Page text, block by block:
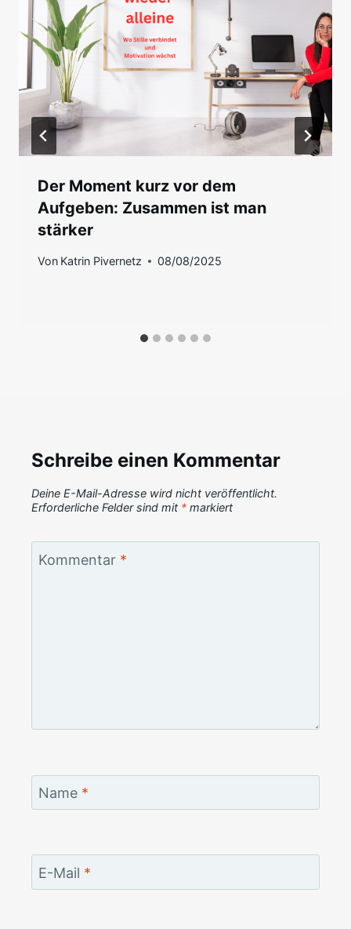
Der Moment kurz vor dem
Aufgeben: Zusammen ist man
stärker
Von Katrin Pivernetz 08/08/2025
Schreibe einen Kommentar
Deine E-Mail-Adresse wird nicht veröffentlicht.
Erforderliche Felder sind mit * markiert
Kommentar *
Name *
E-Mail *